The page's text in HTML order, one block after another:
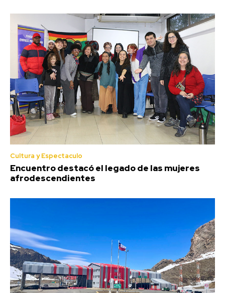
Cultura y Espectaculo
Encuentro destacó el legado de las mujeres
afrodescendientes